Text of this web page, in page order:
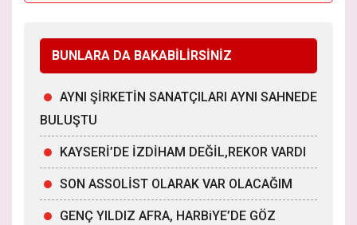
BUNLARA DA BAKABİLİRSİNİZ
AYNI ŞİRKETİN SANATÇILARI AYNI SAHNEDE
BULUŞTU
KAYSERİ’DE İZDİHAM DEĞİL,REKOR VARDI
SON ASSOLİST OLARAK VAR OLACAĞIM
GENÇ YILDIZ AFRA, HARBiYE’DE GÖZ